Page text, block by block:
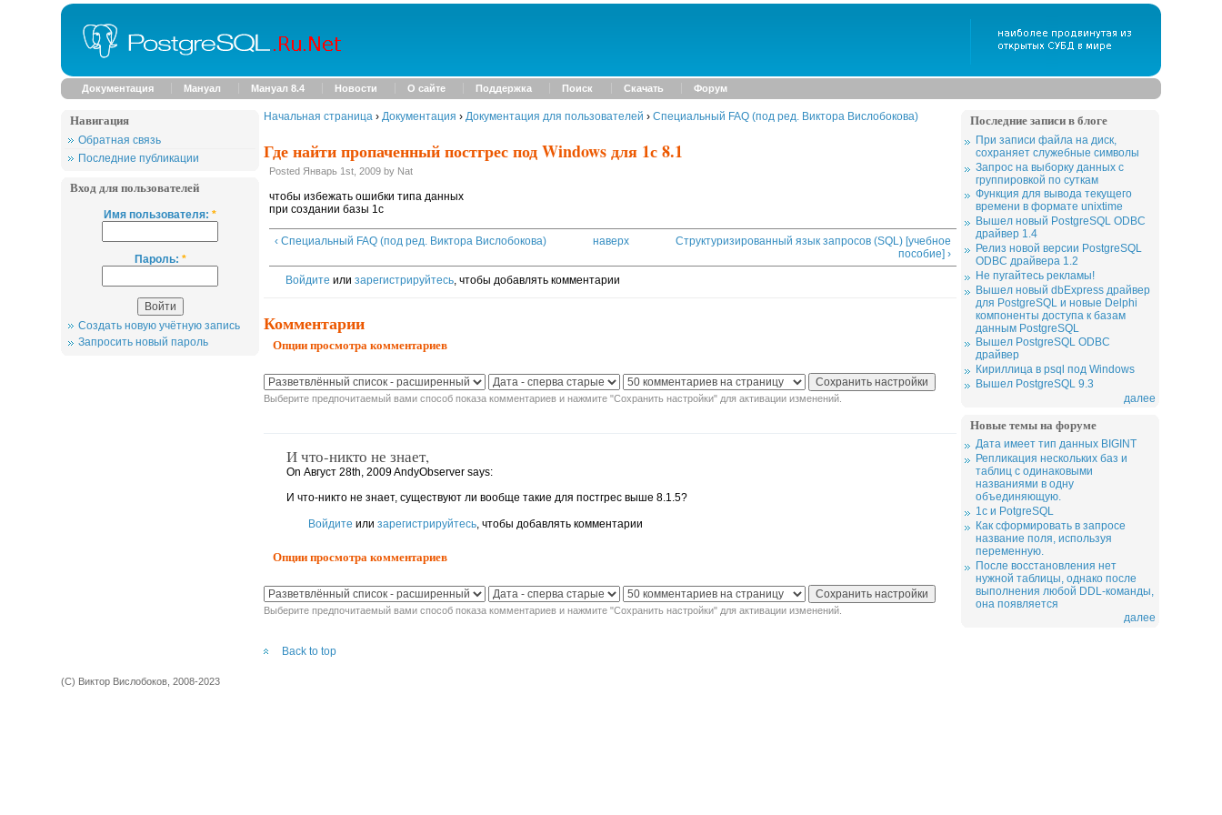
Документация Мануал Мануал 8.4 Новости О сайте Поддержка Поиск Скачать Форум
Навигация
Обратная связь
Последние публикации
Вход для пользователей
Имя пользователя:*
Пароль: *
Создать новую учётную запись
Запросить новый пароль
Начальная страница› Документация › Документация для пользователей › Специальный FAQ (под ред. Виктора Вислобокова)
Где найти пропаченный постгрес под Windows для 1с 8.1
Posted Январь 1st, 2009 by Nat
чтобы избежать ошибки типа данных
при создании базы 1с
‹ Специальный FAQ (под ред. Виктора Вислобокова) наверх
Структуризированный язык запросов (SQL) [учебное
пособие] ›
Войдите или зарегистрируйтесь, чтобы добавлять комментарии
Комментарии
Опции просмотра комментариев
Выберите предпочитаемый вами способ показа комментариев и нажмите "Сохранить настройки" для активации изменений.
И что-никто не знает,
On Август 28th, 2009 AndyObserver says:
И что-никто не знает, существуют ли вообще такие для постгрес выше 8.1.5?
Войдите или зарегистрируйтесь, чтобы добавлять комментарии
Опции просмотра комментариев
Выберите предпочитаемый вами способ показа комментариев и нажмите "Сохранить настройки" для активации изменений.
Back to top
Последние записи в блоге
При записи файла на диск,
сохраняет служебные символы
Запрос на выборку данных с
группировкой по суткам
Функция для вывода текущего
времени в формате unixtime
Вышел новый PostgreSQL ODBC
драйвер 1.4
Релиз новой версии PostgreSQL
ODBC драйвера 1.2
Не пугайтесь рекламы!
Вышел новый dbExpress драйвер
для PostgreSQL и новые Delphi
компоненты доступа к базам
данным PostgreSQL
Вышел PostgreSQL ODBC
драйвер
Кириллица в psql под Windows
Вышел PostgreSQL 9.3
далее
Новые темы на форуме
Дата имеет тип данных BIGINT
Репликация нескольких баз и
таблиц с одинаковыми
названиями в одну
объединяющую.
1c и PotgreSQL
Как сформировать в запросе
название поля, используя
переменную.
После восстановления нет
нужной таблицы, однако после
выполнения любой DDL-команды,
она появляется
далее
(С) Виктор Вислобоков, 2008-2023